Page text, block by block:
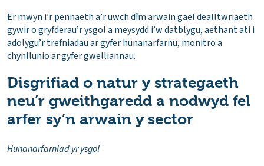
Er mwyn i’r pennaeth a’r uwch dîm arwain gael dealltwriaeth
gywir o gryfderau’r ysgol a meysydd i’w datblygu, aethant ati i
adolygu’r trefniadau ar gyfer hunanarfarnu, monitro a
chynllunio ar gyfer gwelliannau.
Disgrifiad o natur y strategaeth
neu’r gweithgaredd a nodwyd fel
arfer sy’n arwain y sector
Hunanarfarniad yr ysgol